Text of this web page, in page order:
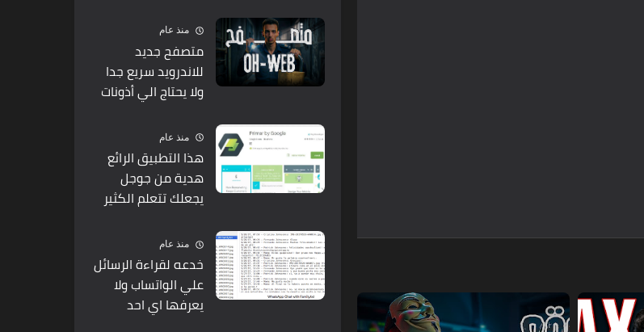
تعرف ولا تري شئ
منذ عام
متصفح جديد
للاندرويد سريع جدا
ولا يحتاج الي أذونات
منذ عام
هذا التطبيق الرائع
هدية من جوجل
يجعلك تتعلم الكثير
منذ عام
خدعه لقراءة الرسائل
علي الواتساب ولا
يعرفها اي احد